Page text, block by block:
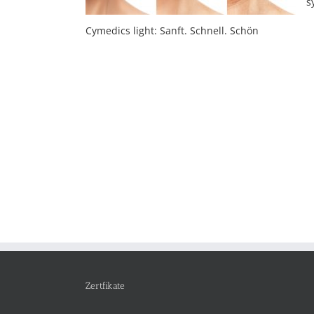
Cymedics light: Sanft. Schnell. Schön
Zertfikate